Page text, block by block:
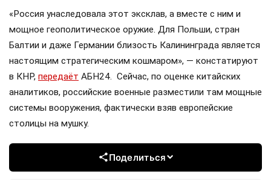
«Россия унаследовала этот эксклав, а вместе с ним и
мощное геополитическое оружие. Для Польши, стран
Балтии и даже Германии близость Калининграда является
настоящим стратегическим кошмаром», — констатируют
в КНР, передаёт АБН24. Сейчас, по оценке китайских
аналитиков, российские военные разместили там мощные
системы вооружения, фактически взяв европейские
столицы на мушку.
Поделиться